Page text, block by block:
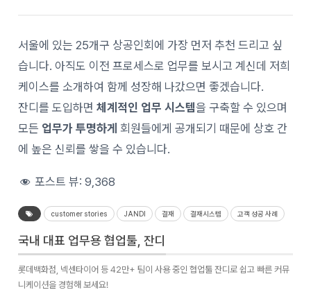
서울에 있는 25개구 상공인회에 가장 먼저 추천 드리고 싶
습니다. 아직도 이전 프로세스로 업무를 보시고 계신데 저희
케이스를 소개하여 함께 성장해 나갔으면 좋겠습니다.
잔디를 도입하면체계적인 업무 시스템을 구축할 수 있으며
모든 업무가 투명하게 회원들에게 공개되기 때문에 상호 간
에 높은 신뢰를 쌓을 수 있습니다.
포스트 뷰:9,368
customer stories JANDI 결재 결재시스템 고객 성공 사례
국내 대표 업무용 협업툴, 잔디
롯데백화점, 넥센타이어 등 42만+ 팀이 사용 중인 협업툴 잔디로 쉽고 빠른 커뮤
니케이션을 경험해 보세요!